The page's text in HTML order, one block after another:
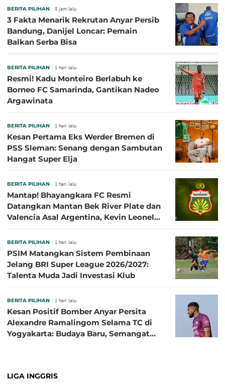
BERITA PILIHAN 8 jam lalu
3 Fakta Menarik Rekrutan Anyar Persib
Bandung, Danijel Loncar: Pemain
Balkan Serba Bisa
BERITA PILIHAN 1 hari lalu
Resmi! Kadu Monteiro Berlabuh ke
Borneo FC Samarinda, Gantikan Nadeo
Argawinata
BERITA PILIHAN 1 hari lalu
Kesan Pertama Eks Werder Bremen di
PSS Sleman: Senang dengan Sambutan
Hangat Super Elja
BERITA PILIHAN 1 hari lalu
Mantap! Bhayangkara FC Resmi
Datangkan Mantan Bek River Plate dan
Valencia Asal Argentina, Kevin Leonel
BERITA PILIHAN 1 hari lalu
PSIM Matangkan Sistem Pembinaan
Jelang BRI Super League 2026/2027:
Talenta Muda Jadi Investasi Klub
BERITA PILIHAN 1 hari lalu
Kesan Positif Bomber Anyar Persita
Alexandre Ramalingom Selama TC di
Yogyakarta: Budaya Baru, Semangat
LIGA INGGRIS